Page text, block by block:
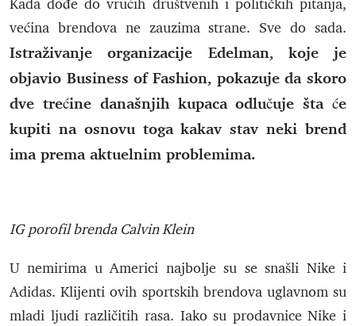
Kada dođe do vrućih društvenih i političkih pitanja,
većina brendova ne zauzima strane. Sve do sada.
Istraživanje organizacije Edelman, koje je
objavio Business of Fashion, pokazuje da skoro
dve trećine današnjih kupaca odlučuje šta će
kupiti na osnovu toga kakav stav neki brend
ima prema aktuelnim problemima.
IG porofil brenda Calvin Klein
U nemirima u Americi najbolje su se snašli Nike i
Adidas. Klijenti ovih sportskih brendova uglavnom su
mladi ljudi različitih rasa. Iako su prodavnice Nike i